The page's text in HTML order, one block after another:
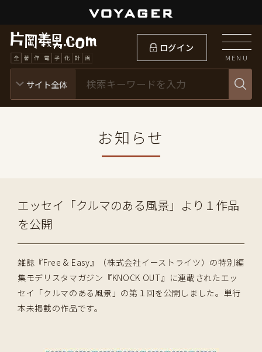
ログイン
MENU
お知らせ
エッセイ「クルマのある風景」より１作品
を公開
雑誌『Free & Easy』（株式会社イーストライツ）の特別編
集モデリスタマガジン『KNOCK OUT』に連載されたエッ
セイ「クルマのある風景」の第１回を公開しました。単行
本未掲載の作品です。